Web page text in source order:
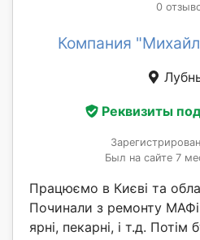
0
Компания
Реквизиты
Был на сайте 7
Працюємо в Києві та
Починали з ремонту
ярні, пекарні, і т.д. Потім